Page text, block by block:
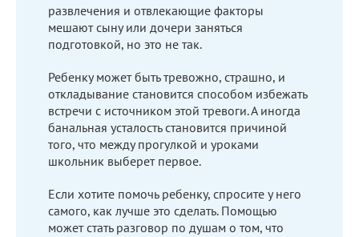
развлечения и отвлекающие факторы
мешают сыну или дочери заняться
подготовкой, но это не так.
Ребенку может быть тревожно, страшно, и
откладывание становится способом избежать
встречи с источником этой тревоги. А иногда
банальная усталость становится причиной
того, что между прогулкой и уроками
школьник выберет первое.
Если хотите помочь ребенку, спросите у него
самого, как лучше это сделать. Помощью
может стать разговор по душам о том, что